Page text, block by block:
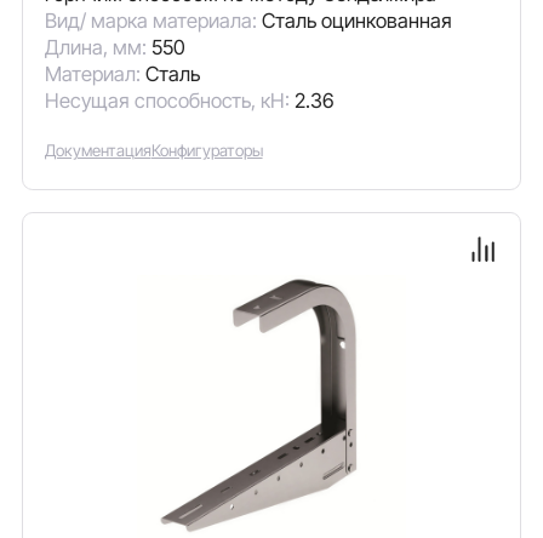
Вид/ марка материала: Сталь оцинкованная
Длина, мм: 550
Материал: Сталь
Несущая способность, кН: 2.36
ДокументацияКонфигураторы